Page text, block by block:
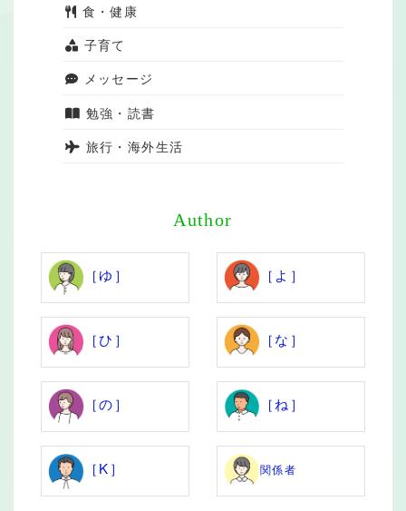
食・健康
子育て
メッセージ
勉強・読書
旅行・海外生活
Author
［ゆ］ ［よ］
［ひ］ ［な］
［の］ ［ね］
［K］ 関係者